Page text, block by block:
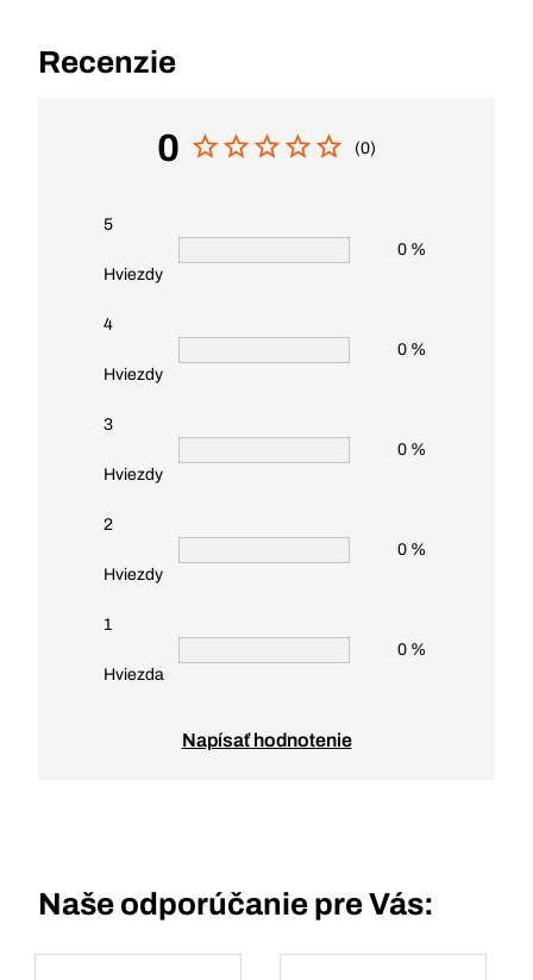
Recenzie
0 (0)
5
Hviezdy
0 %
4
Hviezdy
0 %
3
Hviezdy
0 %
2
Hviezdy
0 %
1
Hviezda
0 %
Napísať hodnotenie
Naše odporúčanie pre Vás: